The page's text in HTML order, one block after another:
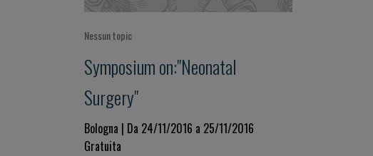
Nessun topic
Symposium on:"Neonatal
Surgery"
Bologna | Da 24/11/2016 a 25/11/2016
Gratuita